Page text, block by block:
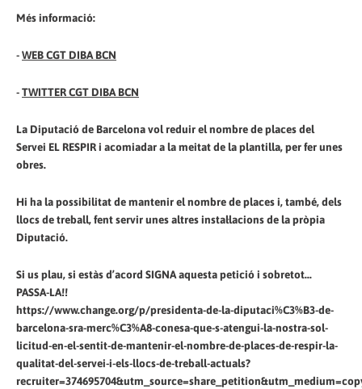
Més informació:
-WEB CGT DIBA BCN
-TWITTER CGT DIBA BCN
La Diputació de Barcelona vol reduir el nombre de places del
Servei EL RESPIR i acomiadar a la meitat de la plantilla, per fer unes
obres.
Hi ha la possibilitat de mantenir el nombre de places i, també, dels
llocs de treball, fent servir unes altres instal·lacions de la pròpia
Diputació.
Si us plau, si estàs d’acord SIGNA aquesta petició i sobretot...
PASSA-LA!!
https://www.change.org/p/presidenta-de-la-diputaci%C3%B3-de-
barcelona-sra-merc%C3%A8-conesa-que-s-atengui-la-nostra-sol-
licitud-en-el-sentit-de-mantenir-el-nombre-de-places-de-respir-la-
qualitat-del-servei-i-els-llocs-de-treball-actuals?